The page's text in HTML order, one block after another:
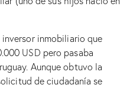
inversor inmobiliario que
USD pero pasaba
Aunque obtuvo la
de ciudadanía se